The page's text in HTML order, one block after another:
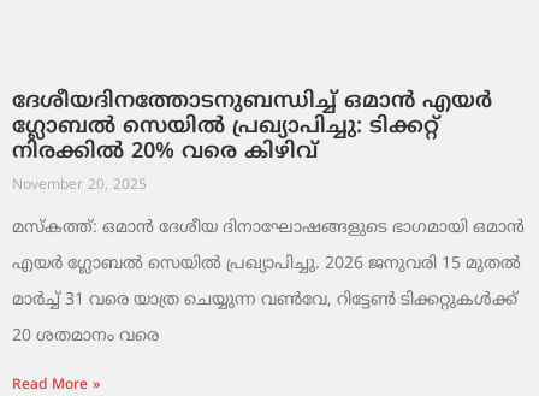
ദേശീയദിനത്തോടനുബന്ധിച്ച് ഒമാൻ എയർ
ഗ്ലോബൽ സെയിൽ പ്രഖ്യാപിച്ചു: ടിക്കറ്റ്
നിരക്കിൽ 20% വരെ കിഴിവ്
November 20, 2025
മസ്‌കത്ത്: ഒമാൻ ദേശീയ ദിനാഘോഷങ്ങളുടെ ഭാഗമായി ഒമാൻ
എയർ ഗ്ലോബൽ സെയിൽ പ്രഖ്യാപിച്ചു. 2026 ജനുവരി 15 മുതൽ
മാർച്ച് 31 വരെ യാത്ര ചെയ്യുന്ന വൺവേ, റിട്ടേൺ ടിക്കറ്റുകൾക്ക്
20 ശതമാനം വരെ
Read More »